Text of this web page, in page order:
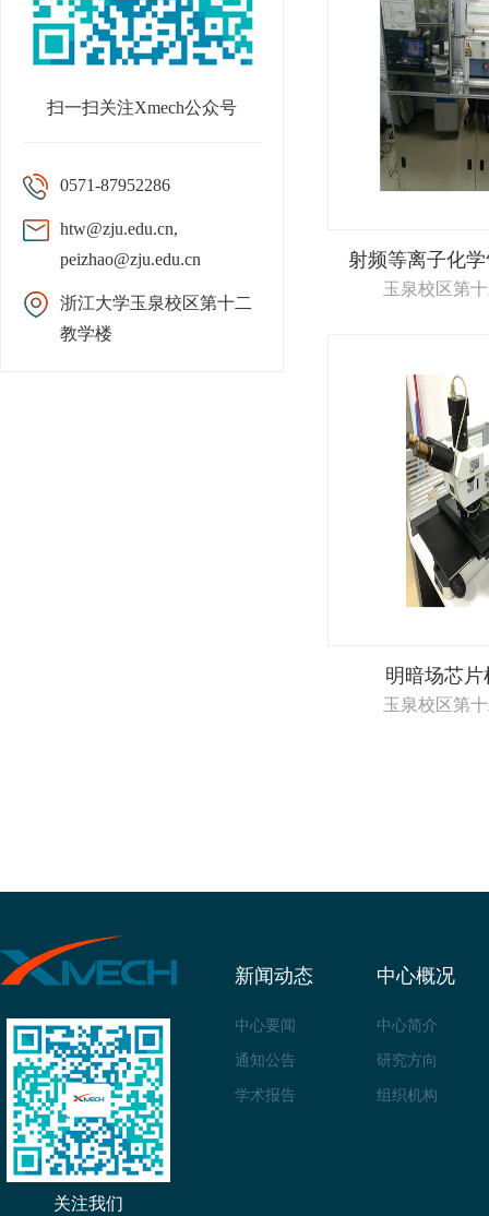
扫一扫关注Xmech公众号
0571-87952286
htw@zju.edu.cn,
peizhao@zju.edu.cn
浙江大学玉泉校区第十二
教学楼
射频等离子化
玉泉校区第
明暗场芯
玉泉校区第
关注我们
新闻动态
中心要闻
通知公告
学术报告
中心概况
中心简介
研究方向
组织机构